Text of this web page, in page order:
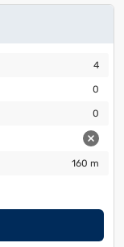
4
0
0
160 m